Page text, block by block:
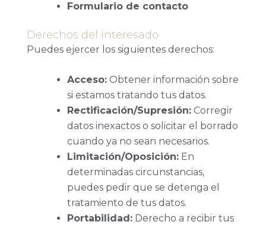
Formulario de contacto
Derechos del interesado
Puedes ejercer los siguientes derechos:
Acceso:Obtener información sobre
si estamos tratando tus datos.
Rectificación/Supresión:Corregir
datos inexactos o solicitar el borrado
cuando ya no sean necesarios.
Limitación/Oposición:En
determinadas circunstancias,
puedes pedir que se detenga el
tratamiento de tus datos.
Portabilidad:Derecho a recibir tus